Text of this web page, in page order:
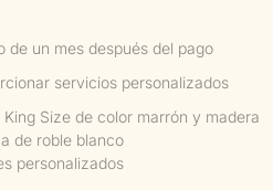
de un mes después del pago
servicios personalizados
King Size de color marrón y madera
de roble blanco
personalizados